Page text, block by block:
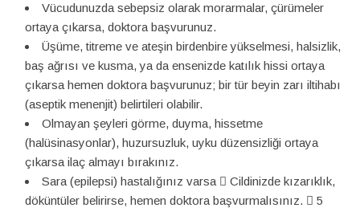
Vücudunuzda sebepsiz olarak morarmalar, çürümeler
ortaya çıkarsa, doktora başvurunuz.
Üşüme, titreme ve ateşin birdenbire yükselmesi, halsizlik,
baş ağrısı ve kusma, ya da ensenizde katılık hissi ortaya
çıkarsa hemen doktora başvurunuz; bir tür beyin zarı iltihabı
(aseptik menenjit) belirtileri olabilir.
Olmayan şeyleri görme, duyma, hissetme
(halüsinasyonlar), huzursuzluk, uyku düzensizliği ortaya
çıkarsa ilaç almayı bırakınız.
Sara (epilepsi) hastalığınız varsa  Cildinizde kızarıklık,
döküntüler belirirse, hemen doktora başvurmalısınız.  5